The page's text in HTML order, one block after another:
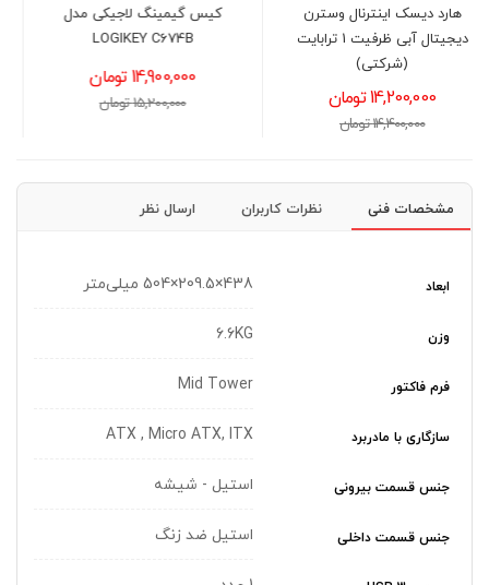
کیس گیمینگ لاجیکی مدل
LOGIKEY C674B
14,900,000 تومان
15,200,000 تومان
GRIFFIN G8
24,000,000 تومان
25,000,000 تومان
مشخصات فنی نظرات کاربران ارسال نظر
ابعاد 438×209.5×504 میلی‌متر
وزن 6.6KG
فرم فاکتور Mid Tower
سازگاری با مادربرد ATX , Micro ATX, ITX
جنس قسمت بیرونی استیل - شیشه
جنس قسمت داخلی استیل ضد زنگ